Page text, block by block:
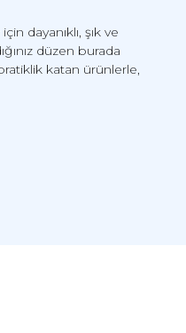
dayanıklı, şık ve
düzen burada
katan ürünlerle,